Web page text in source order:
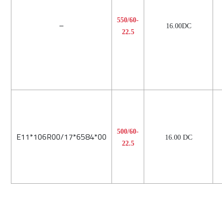
–
550/60-
22.5
16.00DC
E11*106R00/17*6584*00
500/60-
22.5
16.00 DC